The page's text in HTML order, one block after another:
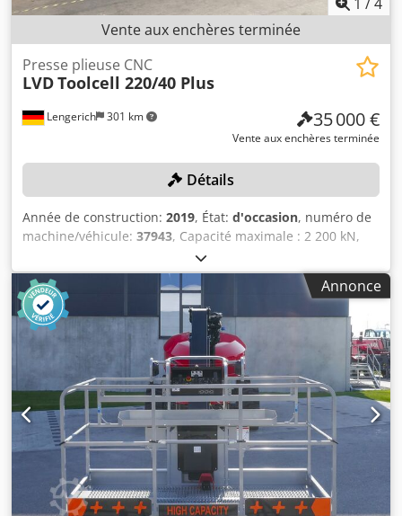
Vente aux enchères terminée
Lengerich 301 km
Presse plieuse CNC
LVDToolcell 220/40 Plus
35 000 €
Vente aux enchères terminée
Détails
Année de construction: 2019, État: d'occasion, numéro de
machine/véhicule: 37943, Capacité maximale : 2 200 kN,
largeur de travail : environ 400 cm, butées à déplacement
automatique, changeur d’outils automatique, 1 chariot à
roulettes à un étage avec accessoires. Djdpfxezqzako
Aanjck
Annonce